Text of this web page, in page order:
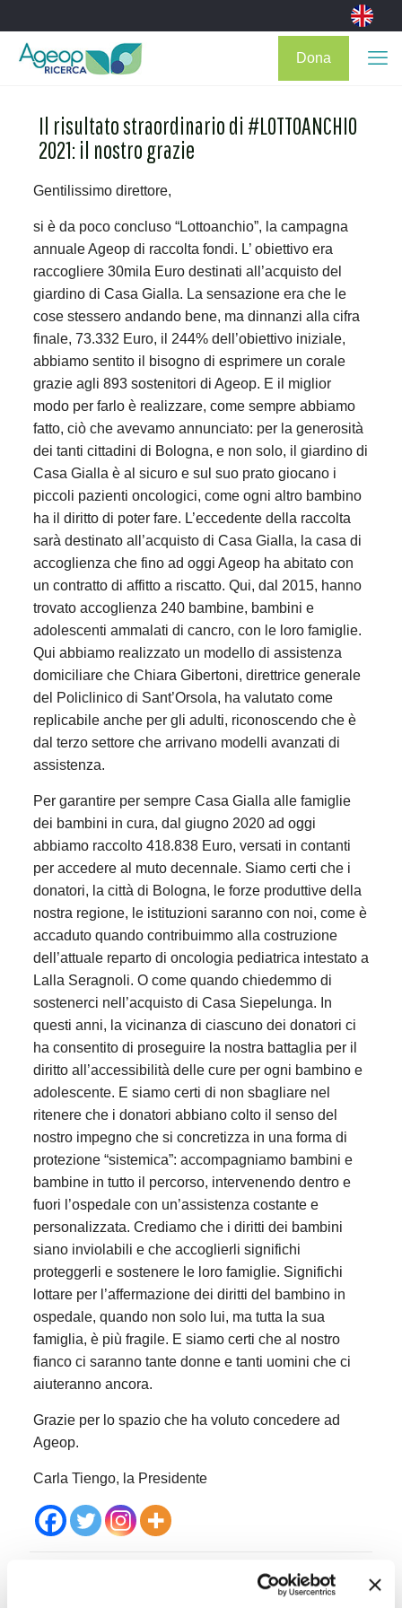
Dona
Il risultato straordinario di #LOTTOANCHIO
2021: il nostro grazie
Gentilissimo direttore,
si è da poco concluso “Lottoanchio”, la campagna
annuale Ageop di raccolta fondi. L’ obiettivo era
raccogliere 30mila Euro destinati all’acquisto del
giardino di Casa Gialla. La sensazione era che le
cose stessero andando bene, ma dinnanzi alla cifra
finale, 73.332 Euro, il 244% dell’obiettivo iniziale,
abbiamo sentito il bisogno di esprimere un corale
grazie agli 893 sostenitori di Ageop. E il miglior
modo per farlo è realizzare, come sempre abbiamo
fatto, ciò che avevamo annunciato: per la generosità
dei tanti cittadini di Bologna, e non solo, il giardino di
Casa Gialla è al sicuro e sul suo prato giocano i
piccoli pazienti oncologici, come ogni altro bambino
ha il diritto di poter fare. L’eccedente della raccolta
sarà destinato all’acquisto di Casa Gialla, la casa di
accoglienza che fino ad oggi Ageop ha abitato con
un contratto di affitto a riscatto. Qui, dal 2015, hanno
trovato accoglienza 240 bambine, bambini e
adolescenti ammalati di cancro, con le loro famiglie.
Qui abbiamo realizzato un modello di assistenza
domiciliare che Chiara Gibertoni, direttrice generale
del Policlinico di Sant’Orsola, ha valutato come
replicabile anche per gli adulti, riconoscendo che è
dal terzo settore che arrivano modelli avanzati di
assistenza.
Per garantire per sempre Casa Gialla alle famiglie
dei bambini in cura, dal giugno 2020 ad oggi
abbiamo raccolto 418.838 Euro, versati in contanti
per accedere al muto decennale. Siamo certi che i
donatori, la città di Bologna, le forze produttive della
nostra regione, le istituzioni saranno con noi, come è
accaduto quando contribuimmo alla costruzione
dell’attuale reparto di oncologia pediatrica intestato a
Lalla Seragnoli. O come quando chiedemmo di
sostenerci nell’acquisto di Casa Siepelunga. In
questi anni, la vicinanza di ciascuno dei donatori ci
ha consentito di proseguire la nostra battaglia per il
diritto all’accessibilità delle cure per ogni bambino e
adolescente. E siamo certi di non sbagliare nel
ritenere che i donatori abbiano colto il senso del
nostro impegno che si concretizza in una forma di
protezione “sistemica”: accompagniamo bambini e
bambine in tutto il percorso, intervenendo dentro e
fuori l’ospedale con un’assistenza costante e
personalizzata. Crediamo che i diritti dei bambini
siano inviolabili e che accoglierli significhi
proteggerli e sostenere le loro famiglie. Significhi
lottare per l’affermazione dei diritti del bambino in
ospedale, quando non solo lui, ma tutta la sua
famiglia, è più fragile. E siamo certi che al nostro
fianco ci saranno tante donne e tanti uomini che ci
aiuteranno ancora.
Grazie per lo spazio che ha voluto concedere ad
Ageop.
Carla Tiengo, la Presidente